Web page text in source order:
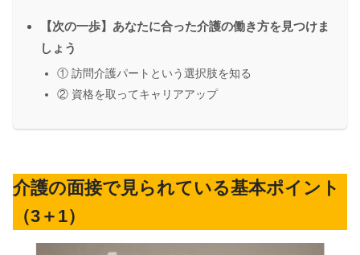
【次の一歩】あなたに合った介護の働き方を見つけま
しょう
① 訪問介護パートという選択肢を知る
② 資格を取ってキャリアアップ
介護の面接で見られている基本ポイント
（3＋1）